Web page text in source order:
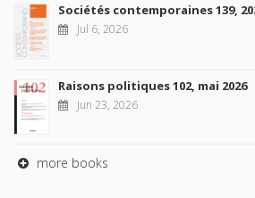
Sociétés contemporaines 139,
Jul 6, 2026
Raisons politiques 102, mai 2026
Jun 23, 2026
more books